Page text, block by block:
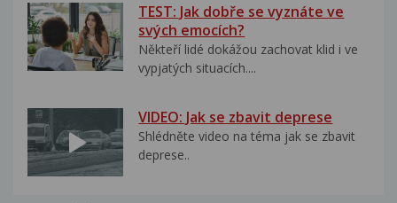
TEST: Jak dobře se vyznáte ve
svých emocích?
Někteří lidé dokážou zachovat klid i ve
vypjatých situacích....
VIDEO: Jak se zbavit deprese
Shlédněte video na téma jak se zbavit
deprese..